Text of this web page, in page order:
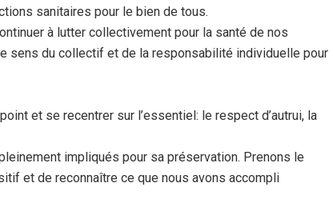
sanitaires pour le bien de tous.
à lutter collectivement pour la santé de nos
sens du collectif et de la responsabilité individuelle pour
et se recentrer sur l’essentiel: le respect d’autrui, la
impliqués pour sa préservation. Prenons le
et de reconnaître ce que nous avons accompli